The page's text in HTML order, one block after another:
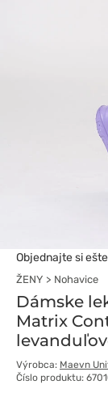
Objednajte si
ŽENY Nohavice
Dámske
Matrix
Výrobca: Maevn
Číslo produktu: